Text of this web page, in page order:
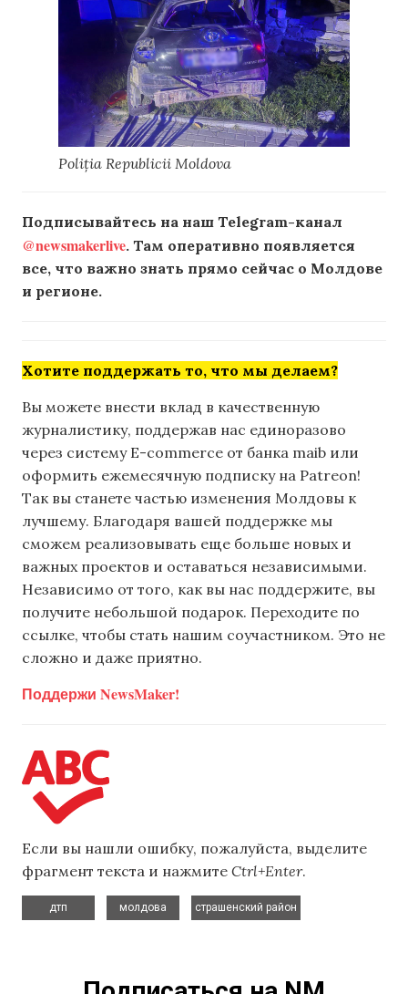
Poliția Republicii Moldova
Подписывайтесь на наш Telegram-канал
@newsmakerlive. Там оперативно появляется
все, что важно знать прямо сейчас о Молдове
и регионе.
Хотите поддержать то, что мы делаем?
Вы можете внести вклад в качественную
журналистику, поддержав нас единоразово
через систему E-commerce от банка maib или
оформить ежемесячную подписку на Patreon!
Так вы станете частью изменения Молдовы к
лучшему. Благодаря вашей поддержке мы
сможем реализовывать еще больше новых и
важных проектов и оставаться независимыми.
Независимо от того, как вы нас поддержите, вы
получите небольшой подарок. Переходите по
ссылке, чтобы стать нашим соучастником. Это не
сложно и даже приятно.
Поддержи NewsMaker!
Если вы нашли ошибку, пожалуйста, выделите
фрагмент текста и нажмите Ctrl+Enter.
дтп
молдова
страшенский район